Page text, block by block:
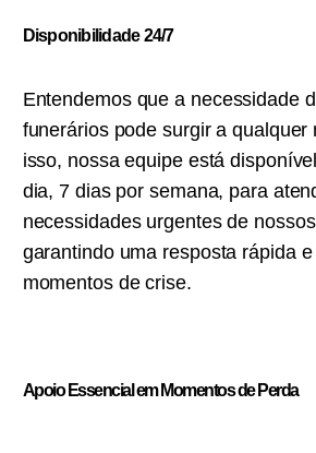
Disponibilidade 24/7
Entendemos que a necessidade
funerários pode surgir a qualquer
isso, nossa equipe está
dia, 7 dias por semana, para
necessidades urgentes de
garantindo uma resposta rápida
momentos de crise.
Apoio Essencial em Momentos de Perda